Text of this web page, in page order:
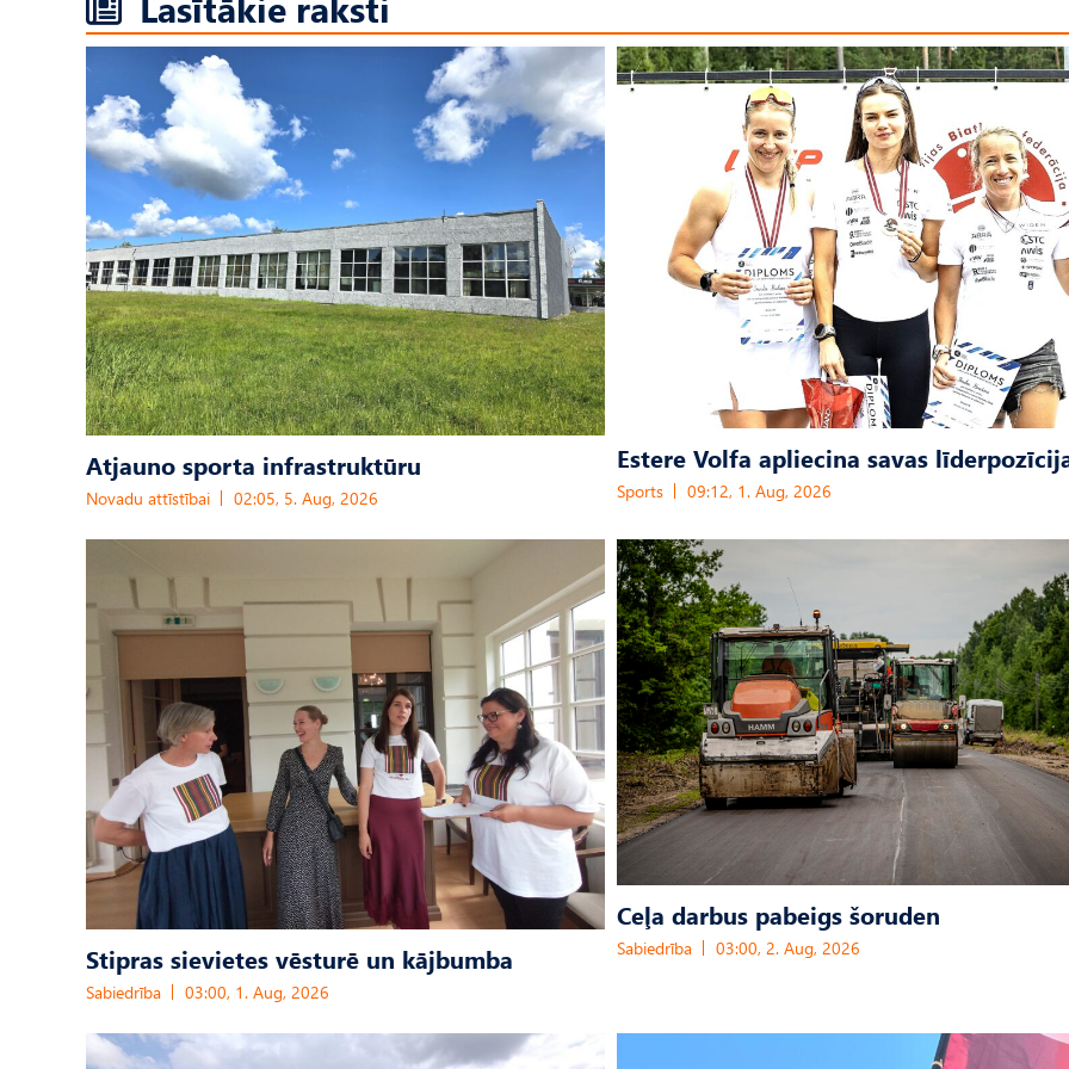
Atjauno sporta infrastruktūru
Novadu attīstībai 02:05, 5. Aug, 2026
Estere Volfa apliecina savas
Sports 09:12, 1. Aug, 2026
Stipras sievietes vēsturē un kājbumba
Sabiedrība 03:00, 1. Aug, 2026
Ceļa darbus pabeigs šoruden
Sabiedrība 03:00, 2. Aug, 2026